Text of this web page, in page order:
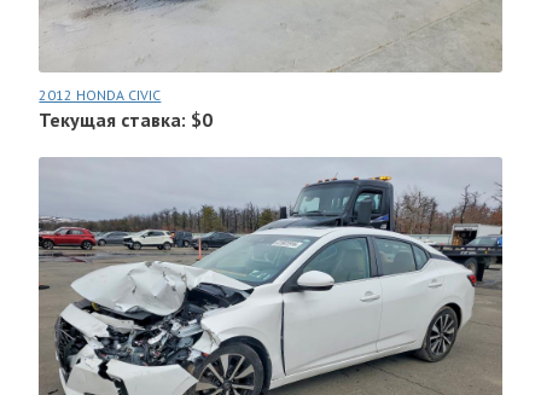
2012 HONDA CIVIC
Текущая ставка: $0